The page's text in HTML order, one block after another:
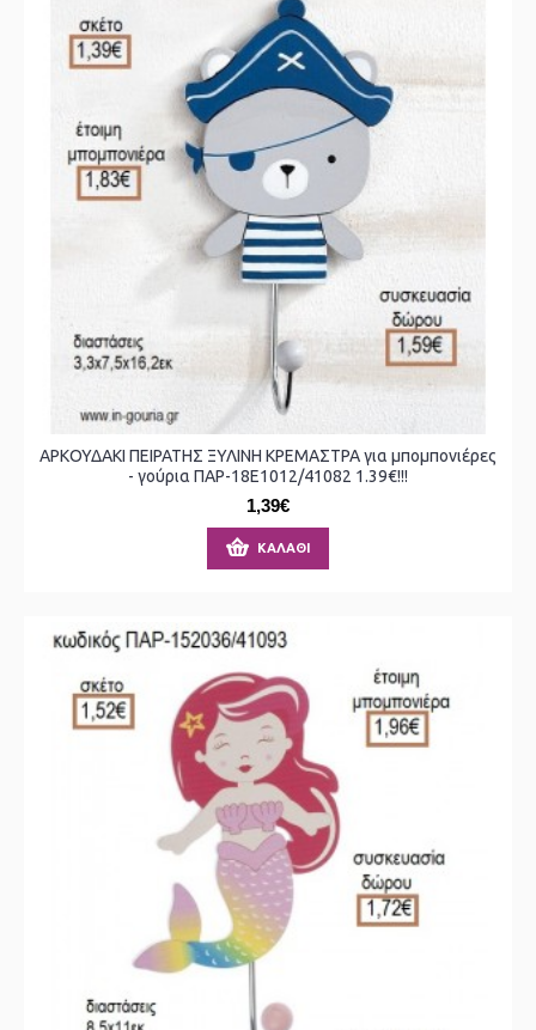
ΑΡΚΟΥΔΑΚΙ ΠΕΙΡΑΤΗΣ ΞΥΛΙΝΗ ΚΡΕΜΑΣΤΡΑ για μπομπονιέρες
- γούρια ΠΑΡ-18Ε1012/41082 1.39€!!!
1,39€
ΚΑΛΆΘΙ